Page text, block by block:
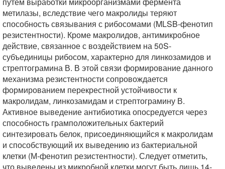
метилазы, вследствие чего макролиды теряют
способность связывания с рибосомами (MLSB-фенотип
резистентности). Кроме макролидов, антимикробное
действие, связанное с воздействием на 50S-
субъединицы рибосом, характерно для линкозамидов и
стрептограмина В. В этой связи формирование данного
механизма резистентности сопровождается
формированием перекрестной устойчивости к
макролидам, линкозамидам и стрептограмину В.
Активное выведение антибиотика опосредуется через
способность грамположительных бактерий
синтезировать белок, присоединяющийся к макролидам
и способствующий их выведению из бактериальной
клетки (М-фенотип резистентности). Следует отметить,